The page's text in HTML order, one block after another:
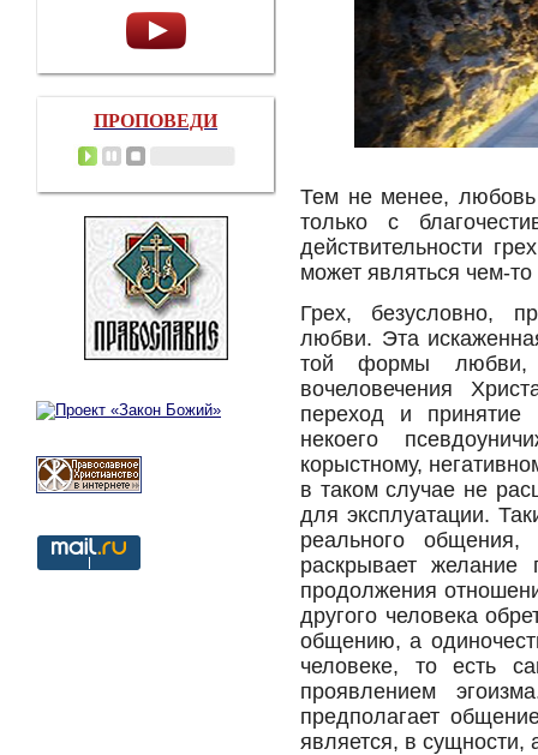
Тем не менее, любовь
только с
действительности
может являться чем-
Грех, безусловно,
любви. Эта
той формы любви,
вочеловечения
переход и принятие
некоего
корыстному,
в таком случае не
для эксплуатации.
реального общения,
раскрывает желание
продолжения
другого человека
общению, а
человеке, то есть
проявлением
предполагает
является, в
ПРОПОВЕДИ